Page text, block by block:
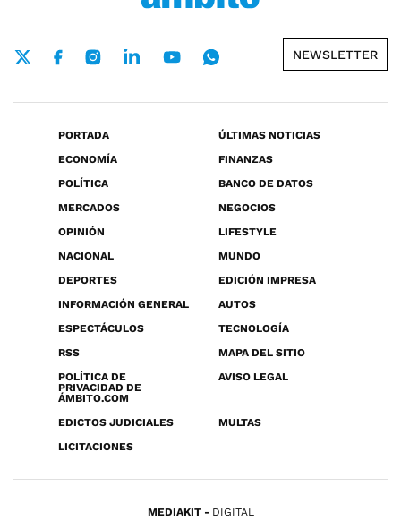
NEWSLETTER
PORTADA
ÚLTIMAS NOTICIAS
ECONOMÍA
FINANZAS
POLÍTICA
BANCO DE DATOS
MERCADOS
NEGOCIOS
OPINIÓN
LIFESTYLE
NACIONAL
MUNDO
DEPORTES
EDICIÓN IMPRESA
INFORMACIÓN GENERAL
AUTOS
ESPECTÁCULOS
TECNOLOGÍA
RSS
MAPA DEL SITIO
POLÍTICA DE
PRIVACIDAD DE
ÁMBITO.COM
AVISO LEGAL
EDICTOS JUDICIALES
MULTAS
LICITACIONES
MEDIAKIT DIGITAL